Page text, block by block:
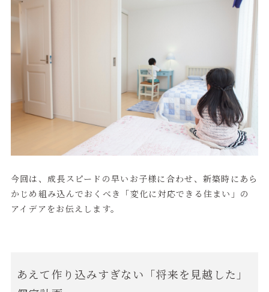
今回は、成長スピードの早いお子様に合わせ、新築時にあら
かじめ組み込んでおくべき「変化に対応できる住まい」の
アイデアをお伝えします。
あえて作り込みすぎない「将来を見越した」